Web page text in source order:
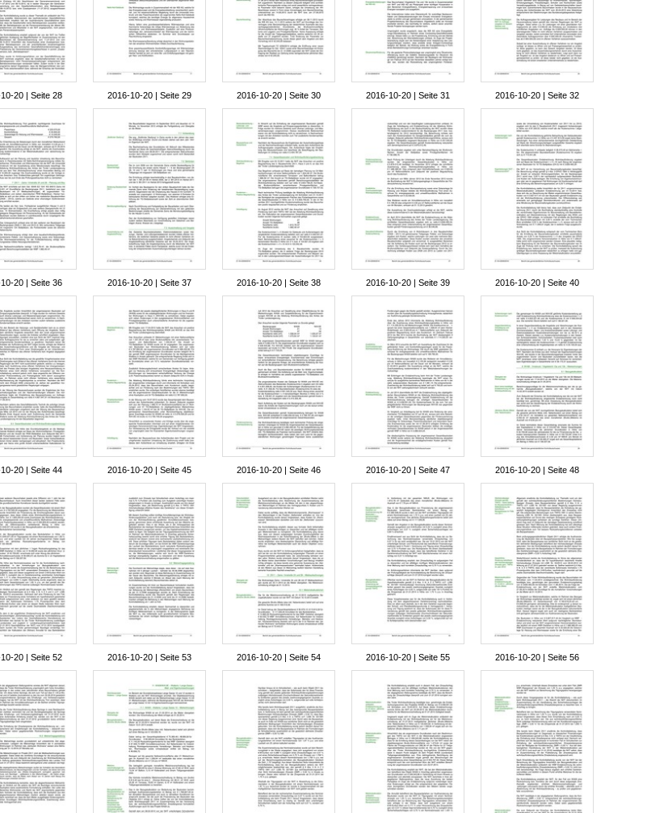
20 | Seite 28 2016-10-20 | Seite 29 2016-10-20 | Seite 30 2016-10-20 | Seite 31 2016-10-20 | Seite 32
20 | Seite 36 2016-10-20 | Seite 37 2016-10-20 | Seite 38 2016-10-20 | Seite 39 2016-10-20 | Seite 40
20 | Seite 44 2016-10-20 | Seite 45 2016-10-20 | Seite 46 2016-10-20 | Seite 47 2016-10-20 | Seite 48
20 | Seite 52 2016-10-20 | Seite 53 2016-10-20 | Seite 54 2016-10-20 | Seite 55 2016-10-20 | Seite 56